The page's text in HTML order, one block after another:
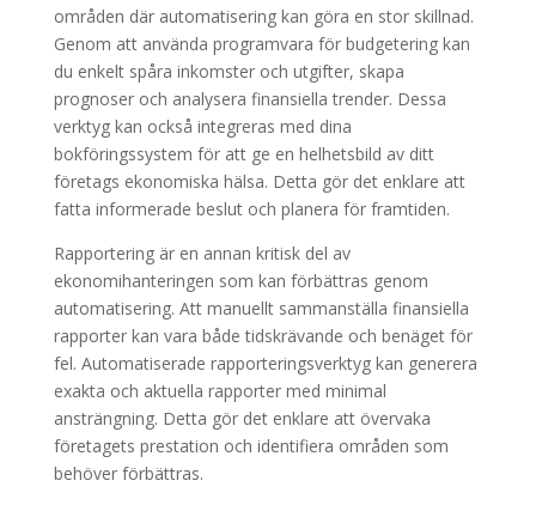
områden där automatisering kan göra en stor skillnad.
Genom att använda programvara för budgetering kan
du enkelt spåra inkomster och utgifter, skapa
prognoser och analysera finansiella trender. Dessa
verktyg kan också integreras med dina
bokföringssystem för att ge en helhetsbild av ditt
företags ekonomiska hälsa. Detta gör det enklare att
fatta informerade beslut och planera för framtiden.
Rapportering är en annan kritisk del av
ekonomihanteringen som kan förbättras genom
automatisering. Att manuellt sammanställa finansiella
rapporter kan vara både tidskrävande och benäget för
fel. Automatiserade rapporteringsverktyg kan generera
exakta och aktuella rapporter med minimal
ansträngning. Detta gör det enklare att övervaka
företagets prestation och identifiera områden som
behöver förbättras.